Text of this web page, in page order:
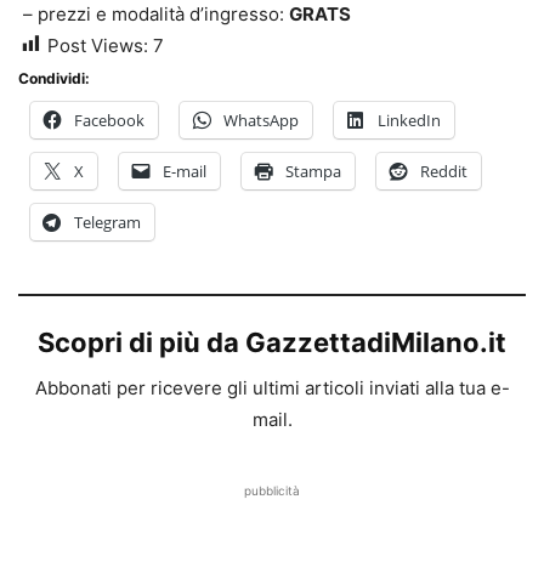
– prezzi e modalità d’ingresso: GRATS
Post Views: 7
Condividi:
Facebook WhatsApp LinkedIn
X E-mail Stampa Reddit
Telegram
Scopri di più da GazzettadiMilano.it
Abbonati per ricevere gli ultimi articoli inviati alla tua e-
mail.
pubblicità